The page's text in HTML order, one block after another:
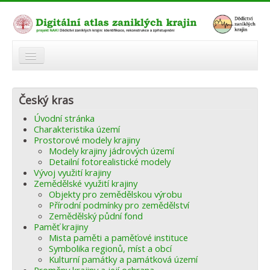
Modelová území
Zaniklé krajiny
Odkazy
Fórum
Autoři
Český kras
Úvodní stránka
Charakteristika území
Prostorové modely krajiny
Modely krajiny jádrových území
Detailní fotorealistické modely
Vývoj využití krajiny
Zemědělské využití krajiny
Objekty pro zemědělskou výrobu
Přírodní podmínky pro zemědělství
Zemědělský půdní fond
Paměť krajiny
Mista paměti a paměťové instituce
Symbolika regionů, míst a obcí
Kulturní památky a památková území